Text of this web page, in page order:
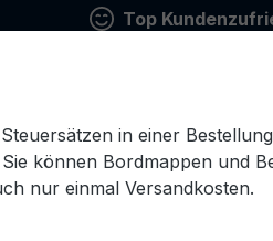
Top
Französisch Griechisch
in einer
können Bordmappen und
nur einmal Versandkosten.